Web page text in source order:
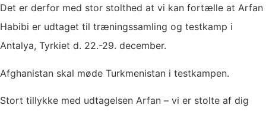
Det er derfor med stor stolthed at vi kan fortælle at Arfan
Habibi er udtaget til træningssamling og testkamp i
Antalya, Tyrkiet d. 22.-29. december.
Afghanistan skal møde Turkmenistan i testkampen.
Stort tillykke med udtagelsen Arfan – vi er stolte af dig